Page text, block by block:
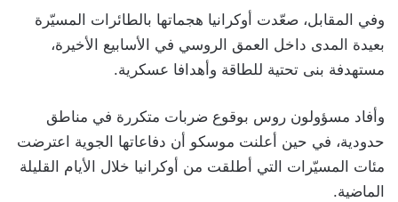
وفي المقابل، صعّدت أوكرانيا هجماتها بالطائرات المسيّرة
بعيدة المدى داخل العمق الروسي في الأسابيع الأخيرة،
مستهدفة بنى تحتية للطاقة وأهدافا عسكرية.
وأفاد مسؤولون روس بوقوع ضربات متكررة في مناطق
حدودية، في حين أعلنت موسكو أن دفاعاتها الجوية اعترضت
مئات المسيّرات التي أطلقت من أوكرانيا خلال الأيام القليلة
الماضية.